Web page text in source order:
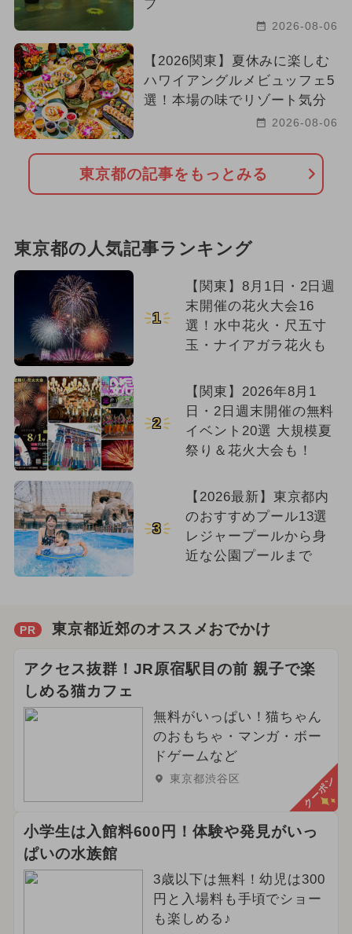
プ
2026-08-06
【2026関東】夏休みに楽しむ
ハワイアングルメビュッフェ5
選！本場の味でリゾート気分
2026-08-06
東京都の記事をもっとみる
東京都の人気記事ランキング
1
【関東】8月1日・2日週
末開催の花火大会16
選！水中花火・尺五寸
玉・ナイアガラ花火も
2
【関東】2026年8月1
日・2日週末開催の無料
イベント20選 大規模夏
祭り＆花火大会も！
3
【2026最新】東京都内
のおすすめプール13選
レジャープールから身
近な公園プールまで
PR 東京都近郊のオススメおでかけ
アクセス抜群！JR原宿駅目の前 親子で楽
しめる猫カフェ
無料がいっぱい！猫ちゃん
のおもちゃ・マンガ・ボー
ドゲームなど
東京都渋谷区 クーポン
小学生は入館料600円！体験や発見がいっ
ぱいの水族館
3歳以下は無料！幼児は300
円と入場料も手頃でショー
も楽しめる♪